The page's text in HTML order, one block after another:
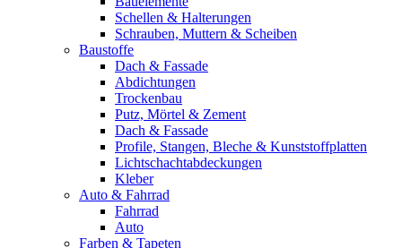
Schellen & Halterungen
Schrauben, Muttern & Scheiben
Baustoffe
Dach & Fassade
Abdichtungen
Trockenbau
Putz, Mörtel & Zement
Dach & Fassade
Profile, Stangen, Bleche & Kunststoffplatten
Lichtschachtabdeckungen
Kleber
Auto & Fahrrad
Fahrrad
Auto
Farben & Tapeten